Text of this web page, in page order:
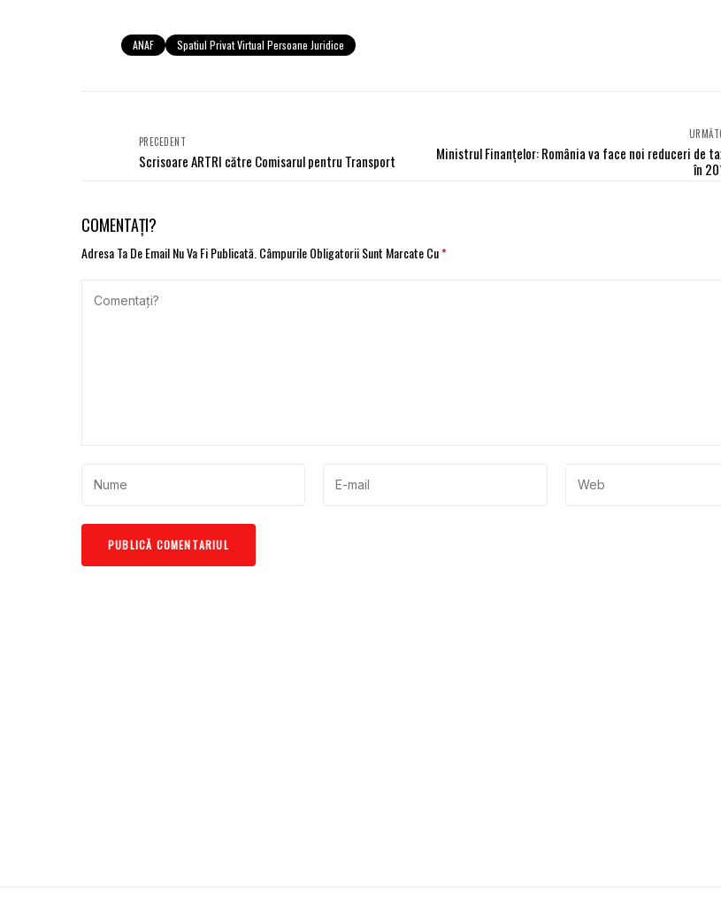
ANAF Spatiul Privat Virtual Persoane Juridice
PRECEDENT
Scrisoare ARTRI către Comisarul pentru Transport
Ministrul Finanţelor: România va face noi reduceri de
în
COMENTAȚI?
Adresa Ta De Email Nu Va Fi Publicată. Câmpurile Obligatorii Sunt Marcate Cu*